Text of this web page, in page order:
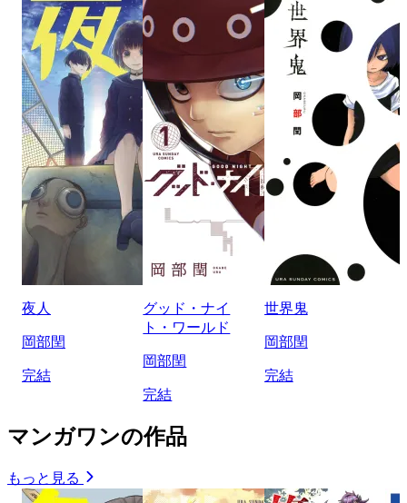
夜人
岡部閏
完結
グッド・ナイ
ト・ワールド
岡部閏
完結
世界鬼
岡部閏
完結
マンガワンの作品
もっと見る